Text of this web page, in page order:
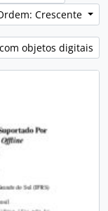
Crescente
objetos digitais